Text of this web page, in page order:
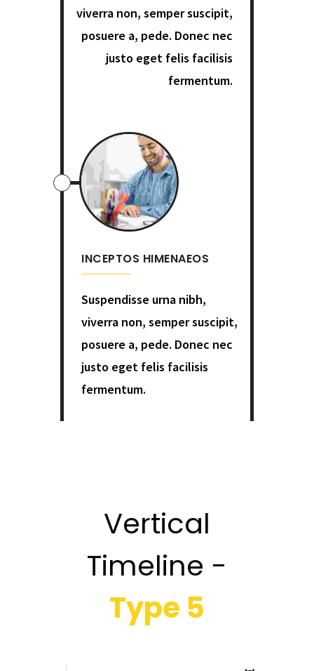
viverra non, semper suscipit,
posuere a, pede. Donec nec
justo eget felis facilisis
fermentum.
INCEPTOS HIMENAEOS
Suspendisse urna nibh,
viverra non, semper suscipit,
posuere a, pede. Donec nec
justo eget felis facilisis
fermentum.
Vertical
Timeline -
Type 5